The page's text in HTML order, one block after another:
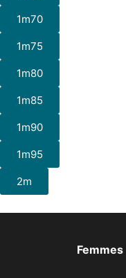
1m70
1m75
1m80
1m85
1m90
1m95
2m
Femmes